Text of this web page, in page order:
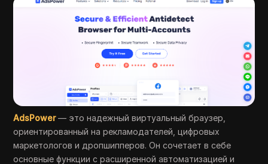
AdsPower— это надежный виртуальный браузер,
ориентированный на рекламодателей, цифровых
маркетологов и дропшипперов. Он сочетает в себе
основные функции с расширенной автоматизацией и